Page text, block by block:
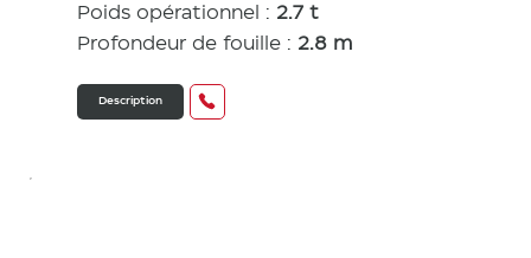
Poids opérationnel : 2.7 t
Profondeur de fouille : 2.8 m
Description